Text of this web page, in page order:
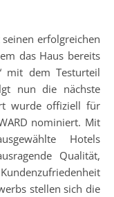
das Haus bereits
mit dem Testurteil
nun die nächste
wurde offiziell für
nominiert. Mit
Hotels
Qualität,
stellen sich die